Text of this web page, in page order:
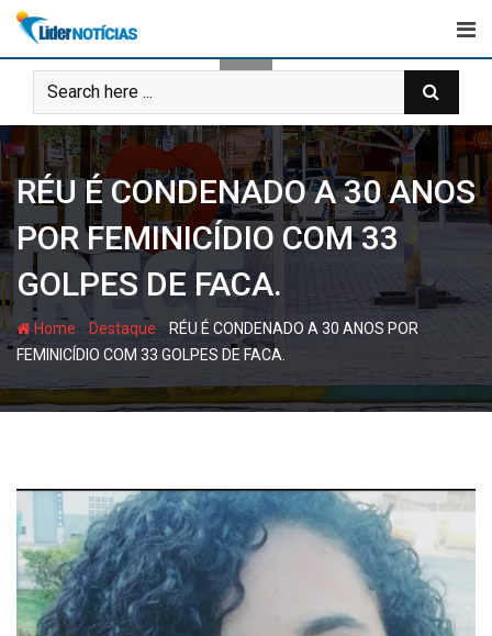
Skip
content
RÉU É CONDENADO A 30 ANOS
POR FEMINICÍDIO COM 33
GOLPES DE FACA.
Home - Destaque - RÉU É CONDENADO A 30 ANOS POR
FEMINICÍDIO COM 33 GOLPES DE FACA.